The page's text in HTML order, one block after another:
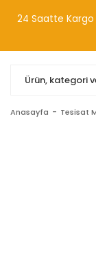
0(212) 240 87
Anasayfa Tesisat
24 Saatte